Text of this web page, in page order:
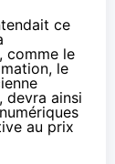
ce
comme le
, le
devra ainsi
au prix